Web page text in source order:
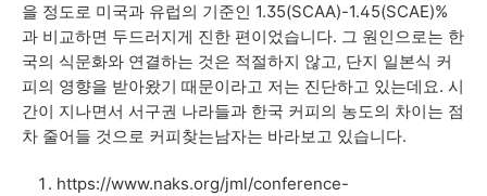
을 정도로 미국과 유럽의 기준인 1.35(SCAA)-1.45(SCAE)%
과 비교하면 두드러지게 진한 편이었습니다. 그 원인으로는 한
국의 식문화와 연결하는 것은 적절하지 않고, 단지 일본식 커
피의 영향을 받아왔기 때문이라고 저는 진단하고 있는데요. 시
간이 지나면서 서구권 나라들과 한국 커피의 농도의 차이는 점
차 줄어들 것으로 커피찾는남자는 바라보고 있습니다.
https://www.naks.org/jml/conference-